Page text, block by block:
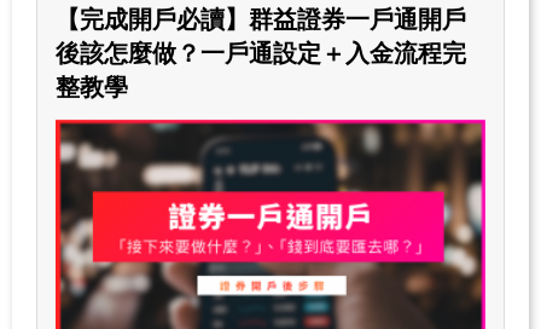
【完成開戶必讀】群益證券一戶通開戶
後該怎麼做？一戶通設定＋入金流程完
整教學